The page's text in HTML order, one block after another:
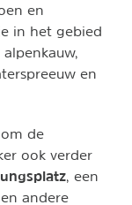
en
in het gebied
en
om de
ook verder
, een
andere